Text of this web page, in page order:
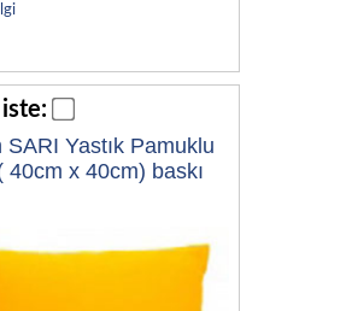
iste:
SARI Yastık Pamuklu
40cm x 40cm) baskı